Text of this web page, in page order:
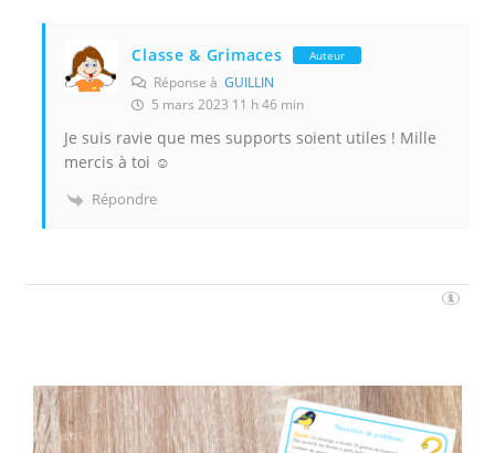
Classe & Grimaces Auteur
Réponse àGUILLIN
5 mars 2023 11 h 46 min
Je suis ravie que mes supports soient utiles ! Mille
mercis à toi ☺️
Répondre